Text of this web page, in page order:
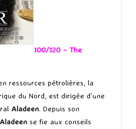
100/120 – The
ressources pétrolières, la
du Nord, est dirigée d’une
Aladeen. Depuis son
Aladeen se fie aux conseils